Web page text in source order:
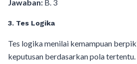
Jawaban: B. 3
3. Tes Logika
Tes logika menilai kemampuan
keputusan berdasarkan pola tertentu.